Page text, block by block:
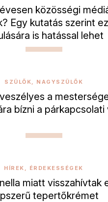
évesen közösségi
Egy kutatás szerint
is hatással lehet
SZÜLŐK, NAGYSZÜLŐK
a
bízni a párkapcsolati
HÍREK, ÉRDEKESSÉGEK
miatt visszahívtak
tepertőkrémet